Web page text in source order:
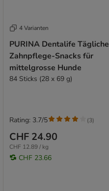
4 Varianten
PURINA Dentalife Tägliche
Zahnpflege-Snacks für
mittelgrosse Hunde
84 Sticks (28 x 69 g)
CHF 24.90
CHF 12.89 / kg
CHF 23.66
Rating: 3.7/5 (3)